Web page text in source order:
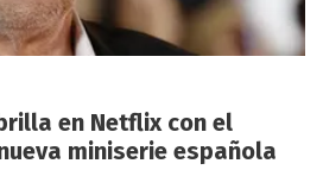
en Netflix con el
miniserie española